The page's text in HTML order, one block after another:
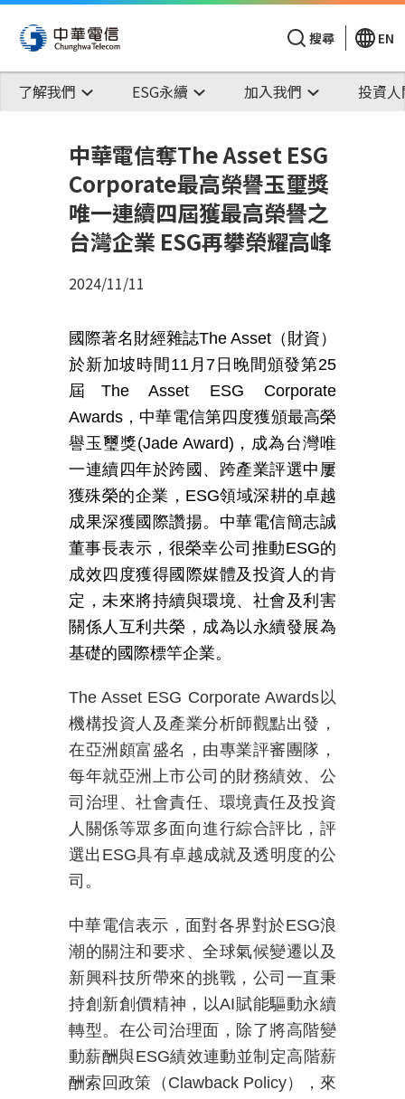
搜尋 EN
了解我們 ESG永續 加入我們 投資
中華電信奪The Asset ESG
Corporate最高榮譽玉璽獎
唯一連續四屆獲最高榮譽之
台灣企業 ESG再攀榮耀高峰
2024/11/11
國際著名財經雜誌The Asset （財資）
於新加坡時間 11月 7 日晚間頒發第25
屆 The Asset ESG Corporate
Awards ，中華電信第四度獲頒最高榮
譽玉璽獎(Jade Award) ，成為台灣唯
一連續四年於跨國、跨產業評選中屢
獲殊榮的企業， ESG領域深耕的卓越
成果深獲國際讚揚。中華電信簡志誠
董事長表示，很榮幸公司推動ESG的
成效四度獲得國際媒體及投資人的肯
定，未來將持續與環境、社會及利害
關係人互利共榮，成為以永續發展為
基礎的國際標竿企業。
The Asset ESG Corporate Awards以
機構投資人及產業分析師觀點出發，
在亞洲頗富盛名，由專業評審團隊 ，
每年就亞洲上市公司的財務績效、公
司治理、社會責任、環境責任及投資
人關係等眾多面向進行綜合評比 ，評
選出ESG具有卓越成就及透明度的公
司。
中華電信表示，面對各界對於ESG浪
潮的關注和要求、全球氣候變遷以及
新興科技所帶來的挑戰，公司一直秉
持創新創價精神，以AI賦能驅動永續
轉型。在公司治理面，除了將高階變
動薪酬與ESG績效連動並制定高階薪
酬索回政策（Clawback Policy），來